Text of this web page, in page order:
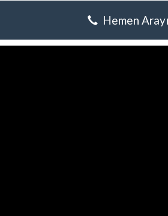
Hemen